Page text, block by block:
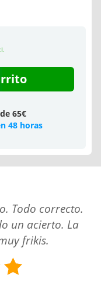
65€
48 horas
Todo correcto.
un acierto. La
frikis.